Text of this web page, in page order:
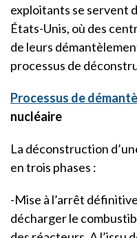
exploitants se servent
États-Unis, où des
de leurs
processus de
Processus de
nucléaire
La déconstruction
en trois phases :
-Mise à l’arrêt
décharger le